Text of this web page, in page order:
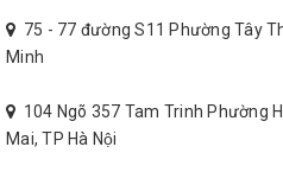
75 - 77 đường S11 Phường Tây
Minh
104 Ngõ 357 Tam Trinh Phường
Mai, TP Hà Nội